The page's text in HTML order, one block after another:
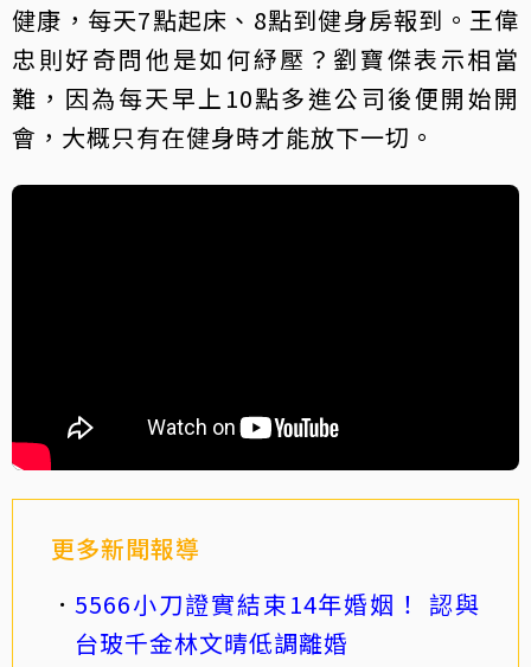
健康，每天7點起床、8點到健身房報到。王偉
忠則好奇問他是如何紓壓？劉寶傑表示相當
難，因為每天早上10點多進公司後便開始開
會，大概只有在健身時才能放下一切。
更多新聞報導
5566小刀證實結束14年婚姻！ 認與
台玻千金林文晴低調離婚